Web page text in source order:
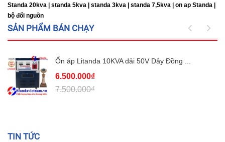
Standa 20kva |
standa 5kva | standa 3kva | standa 7,5kva | on ap Standa |
bộ đổi nguồn
SẢN PHẨM BÁN CHẠY
Ổn áp Litanda 10KVA dải 50V Dây Đồng ...
6.500.000₫
7.500.000₫
TIN TỨC